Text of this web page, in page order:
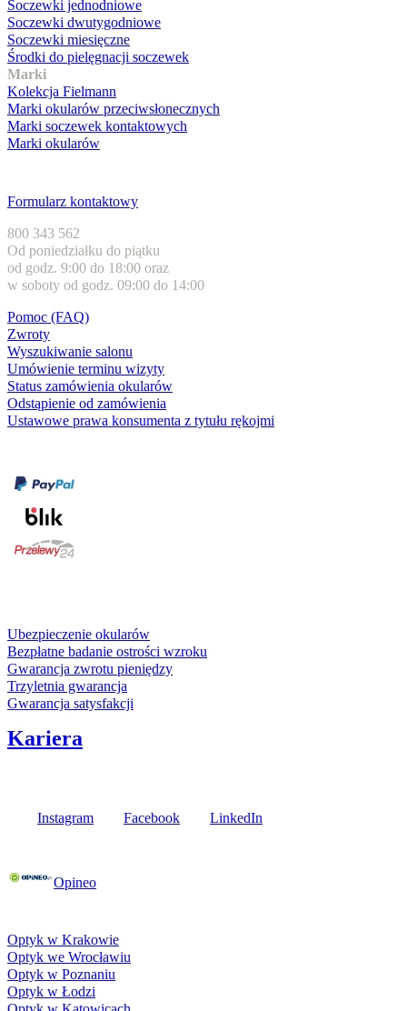
Soczewki jednodniowe
Soczewki dwutygodniowe
Soczewki miesięczne
Środki do pielęgnacji soczewek
Marki
Kolekcja Fielmann
Marki okularów przeciwsłonecznych
Marki soczewek kontaktowych
Marki okularów
Formularz kontaktowy
800 343 562
Od poniedziałku do piątku
od godz. 9:00 do 18:00 oraz
w soboty od godz. 09:00 do 14:00
Pomoc (FAQ)
Zwroty
Wyszukiwanie salonu
Umówienie terminu wizyty
Status zamówienia okularów
Odstąpienie od zamówienia
Ustawowe prawa konsumenta z tytułu rękojmi
Ubezpieczenie okularów
Bezpłatne badanie ostrości wzroku
Gwarancja zwrotu pieniędzy
Trzyletnia gwarancja
Gwarancja satysfakcji
Kariera
Instagram Facebook LinkedIn
Opineo
Optyk w Krakowie
Optyk we Wrocławiu
Optyk w Poznaniu
Optyk w Łodzi